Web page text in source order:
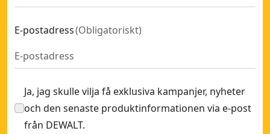
E-postadress(Obligatoriskt)
Ja, jag skulle vilja få exklusiva kampanjer, nyheter
och den senaste produktinformationen via e-post
från DEWALT.